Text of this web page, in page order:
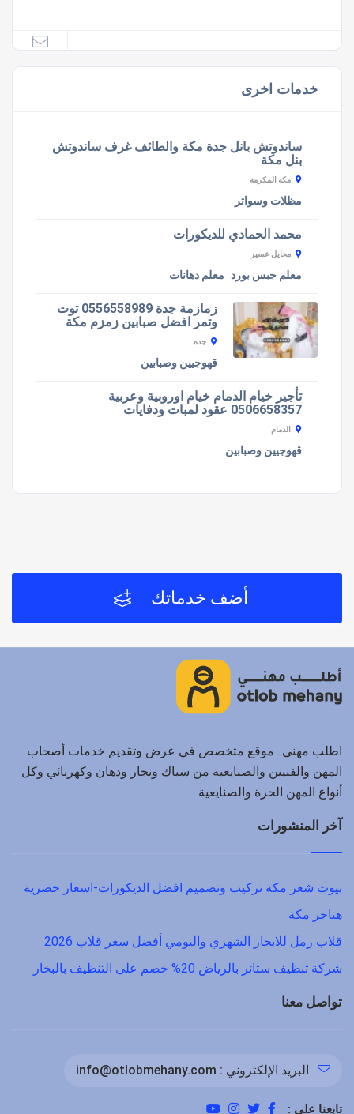
خدمات اخرى
ساندوتش بانل جدة مكة والطائف غرف ساندوتش
بنل مكة
مكة المكرمة
مظلات وسواتر
محمد الحمادي للديكورات
محايل عسير
معلم جبس بورد معلم دهانات
زمازمة جدة 0556558989 توت
وتمر افضل صبابين زمزم مكة
جدة
قهوجيين وصبابين
تأجير خيام الدمام خيام اوروبية وعربية
0506658357 عقود لمبات ودفايات
الدمام
قهوجيين وصبابين
أضف خدماتك
اطلب مهني.. موقع متخصص في عرض وتقديم خدمات أصحاب
المهن والفنيين والصنايعية من سباك ونجار ودهان وكهربائي وكل
أنواع المهن الحرة والصنايعية
آخر المنشورات
بيوت شعر مكة تركيب وتصميم افضل الديكورات-اسعار حصرية
هناجر مكة
قلاب رمل للايجار الشهري واليومي أفضل سعر قلاب 2026
شركة تنظيف ستائر بالرياض 20% خصم على التنظيف بالبخار
تواصل معنا
البريد الإلكتروني : info@otlobmehany.com
تابعنا على :